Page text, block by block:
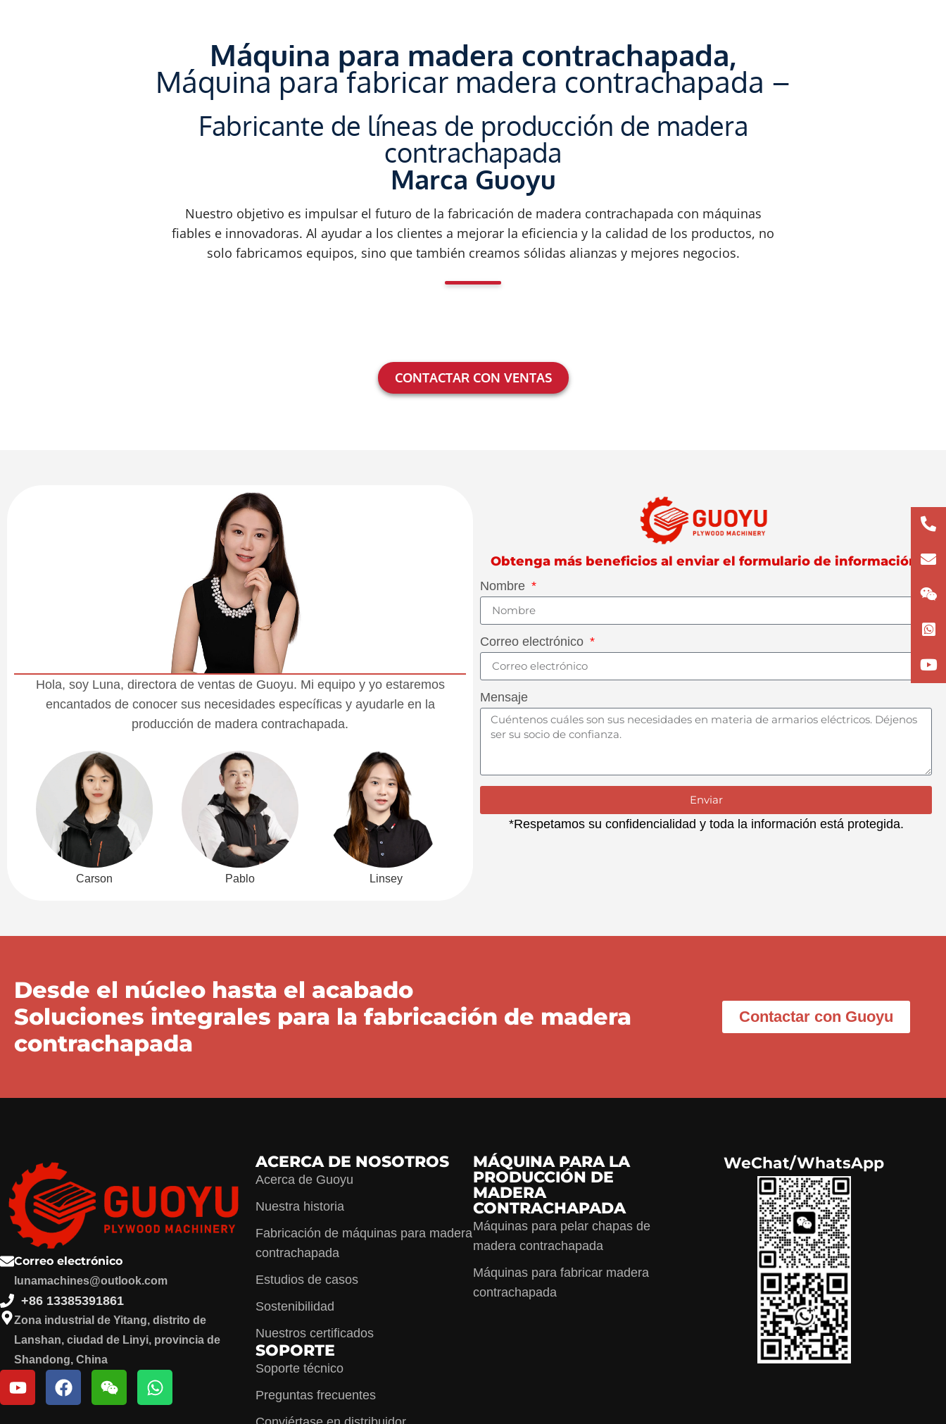
Máquina para madera contrachapada,
Máquina para fabricar madera contrachapada –
Fabricante de líneas de producción de madera
contrachapada
Marca Guoyu
Nuestro objetivo es impulsar el futuro de la fabricación de madera contrachapada con máquinas
fiables e innovadoras. Al ayudar a los clientes a mejorar la eficiencia y la calidad de los productos, no
solo fabricamos equipos, sino que también creamos sólidas alianzas y mejores negocios.
CONTACTAR CON VENTAS
Hola, soy Luna, directora de ventas de Guoyu. Mi equipo y yo estaremos
encantados de conocer sus necesidades específicas y ayudarle en la
producción de madera contrachapada.
Carson Pablo Linsey
Obtenga más beneficios al enviar el formulario de información.
Nombre
Correo electrónico
Mensaje
Enviar
*Respetamos su confidencialidad y toda la información está protegida.
Desde el núcleo hasta el acabado
Soluciones integrales para la fabricación de madera
contrachapada
Contactar con Guoyu
Correo electrónico
lunamachines@outlook.com
+86 13385391861
Zona industrial de Yitang, distrito de
Lanshan, ciudad de Linyi, provincia de
Shandong, China
ACERCA DE NOSOTROS
Acerca de Guoyu
Nuestra historia
Fabricación de máquinas para madera
contrachapada
Estudios de casos
Sostenibilidad
Nuestros certificados
SOPORTE
Soporte técnico
Preguntas frecuentes
MÁQUINA PARA LA
PRODUCCIÓN DE
MADERA
CONTRACHAPADA
Máquinas para pelar chapas de
madera contrachapada
Máquinas para fabricar madera
contrachapada
WeChat/WhatsApp
+86